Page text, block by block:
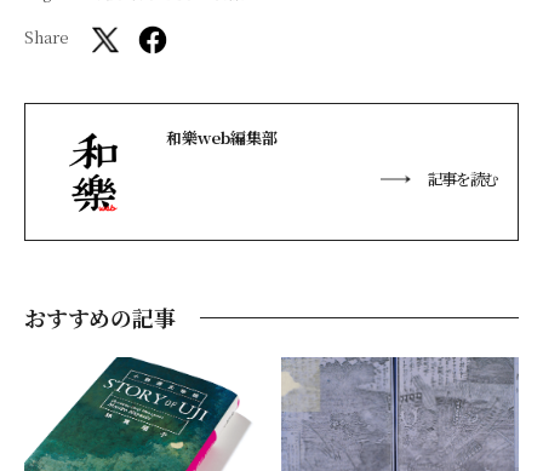
Share
和樂web編集部
記事を読む
おすすめの記事